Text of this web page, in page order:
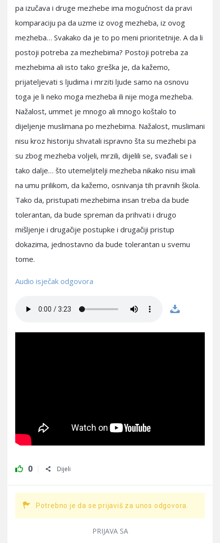
pa izučava i druge mezhebe ima mogućnost da pravi
komparaciju pa da uzme iz ovog mezheba, iz ovog
mezheba… Svakako da je to po meni prioritetnije. A da li
postoji potreba za mezhebima? Postoji potreba za
mezhebima ali isto tako greška je, da kažemo,
prijateljevati s ljudima i mrziti ljude samo na osnovu
toga je li neko moga mezheba ili nije moga mezheba.
Nažalost, ummet je mnogo ali mnogo koštalo to
dijeljenje muslimana po mezhebima. Nažalost, muslimani
nisu kroz historiju shvatali ispravno šta su mezhebi pa
su zbog mezheba voljeli, mrzili, dijelili se, svađali se i
tako dalje… što utemeljitelji mezheba nikako nisu imali
na umu prilikom, da kažemo, osnivanja tih pravnih škola.
Tako da, pristupati mezhebima insan treba da bude
tolerantan, da bude spreman da prihvati i drugo
mišljenje i drugačije postupke i drugačiji pristup
dokazima, jednostavno da bude tolerantan u svemu
tome.
Audio isječak odgovora
0 Dijeli
Potrebno je da se prijaviš za unos odgovora.
PRIJAVA SA